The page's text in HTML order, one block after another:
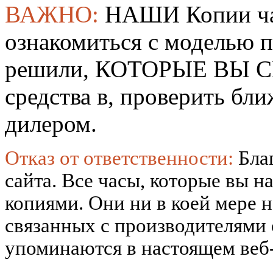
ВАЖНО: НАШИ Копии
ознакомиться с
решили, КОТОРЫЕ ВЫ
средства в, проверить
дилером.
Отказ от ответственности:
сайта. Все часы, которые вы
копиями. Они ни в коей мере
связанных с
упоминаются в настоящем